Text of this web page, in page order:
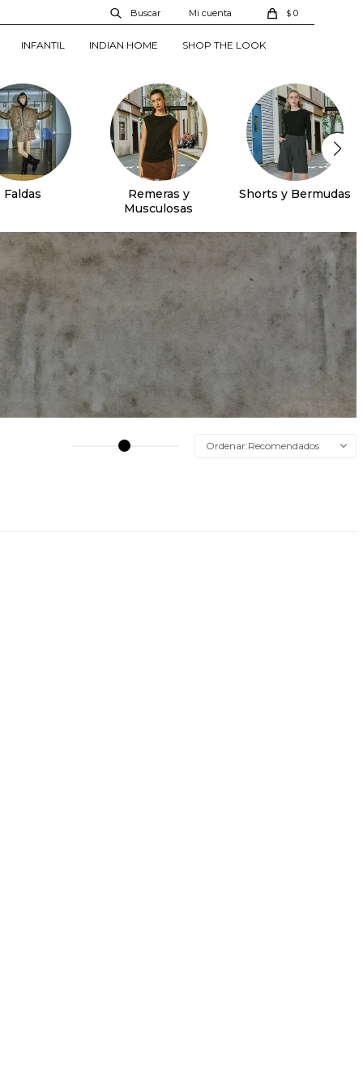
INFANTIL INDIAN HOME SHOP THE LOOK
$ 0
Faldas
Remeras y
Musculosas
Shorts y Bermudas
Recomendados